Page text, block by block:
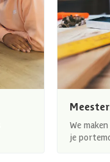
We
je